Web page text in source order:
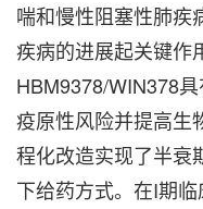
喘和慢性阻塞性肺疾
疾病的进展起关键作
HBM9378/WIN378
疫原性风险并提高生
程化改造实现了半衰
下给药方式。在I期